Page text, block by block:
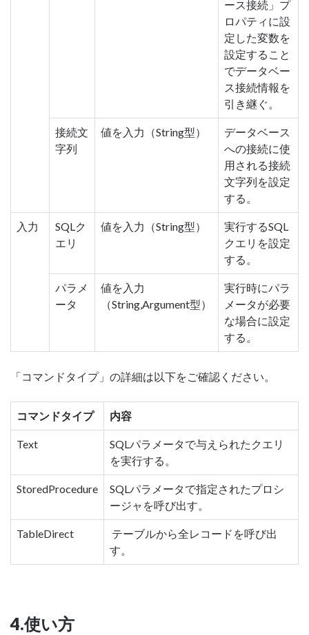
ース接続」プ
ロパティに設
定した変数を
設定すること
でデータベー
ス接続情報を
引き継ぐ。
接続文
字列
値を入力（String型）
データベース
への接続に使
用される接続
文字列を設定
する。
入力
SQLク
エリ
値を入力（String型）
実行するSQL
クエリを設定
する。
パラメ
ータ
値を入力
（String,Argument型）
実行時にパラ
メータが必要
な場合に設定
する。
「コマンドタイプ」の詳細は以下をご確認ください。
コマンドタイプ 内容
Text
SQLパラメータで与えられたクエリ
を実行する。
StoredProcedure
SQLパラメータで指定されたプロシ
ージャを呼び出す。
TableDirect
テーブルから全レコードを呼び出
す。
4.使い方